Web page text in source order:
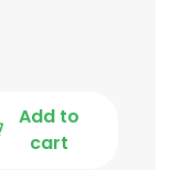
Add to
cart